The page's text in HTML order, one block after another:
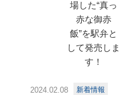
場した“真っ
赤な御赤
飯”を駅弁と
して発売しま
す！
2024.02.08 新着情報